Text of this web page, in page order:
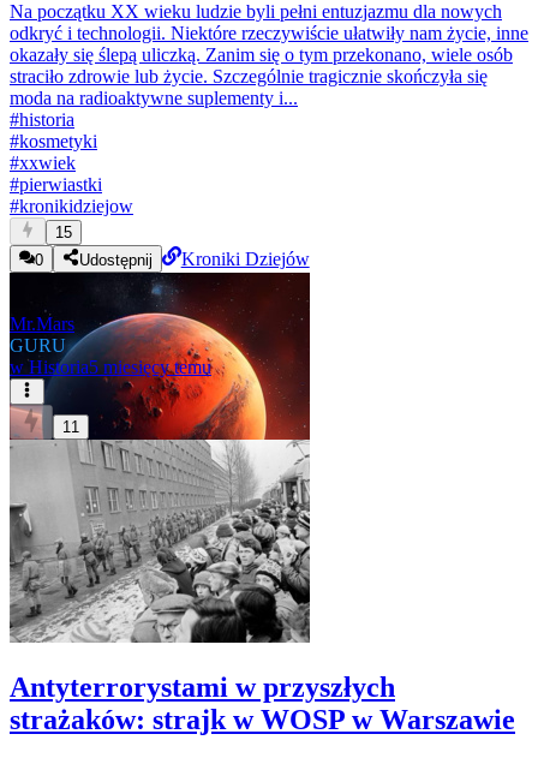
Na początku XX wieku ludzie byli pełni entuzjazmu dla nowych
odkryć i technologii. Niektóre rzeczywiście ułatwiły nam życie, inne
okazały się ślepą uliczką. Zanim się o tym przekonano, wiele osób
straciło zdrowie lub życie. Szczególnie tragicznie skończyła się
moda na radioaktywne suplementy i...
#historia
#kosmetyki
#xxwiek
#pierwiastki
#kronikidziejow
15
0
Udostępnij Kroniki Dziejów
Mr.Mars
GURU
w Historia5 miesięcy temu
11
Antyterrorystami w przyszłych
strażaków: strajk w WOSP w Warszawie